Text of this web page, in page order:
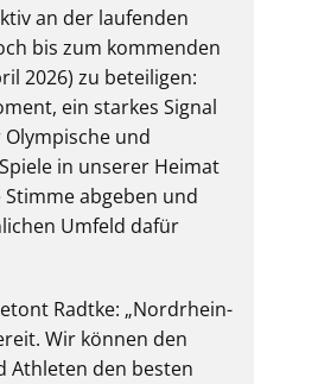
an der laufenden
bis zum kommenden
2026) zu beteiligen:
ein starkes Signal
und
in unserer Heimat
abgeben und
Umfeld dafür
Radtke: „Nordrhein-
Wir können den
Athleten den besten